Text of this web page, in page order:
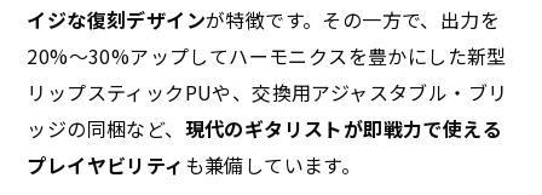
イジな復刻デザインが特徴です。その一方で、出力を
20%〜30%アップしてハーモニクスを豊かにした新型
リップスティックPUや、交換用アジャスタブル・ブリ
ッジの同梱など、 現代のギタリストが即戦力で使える
プレイヤビリティ も兼備しています。